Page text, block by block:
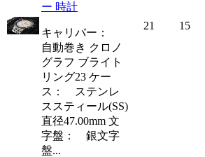
ー 時計
キャリバー：
自動巻き クロノ
グラフ ブライト
リング23 ケー
ス： ステンレ
ススティール(SS)
直径47.00mm 文
字盤： 銀文字
盤...
21 15